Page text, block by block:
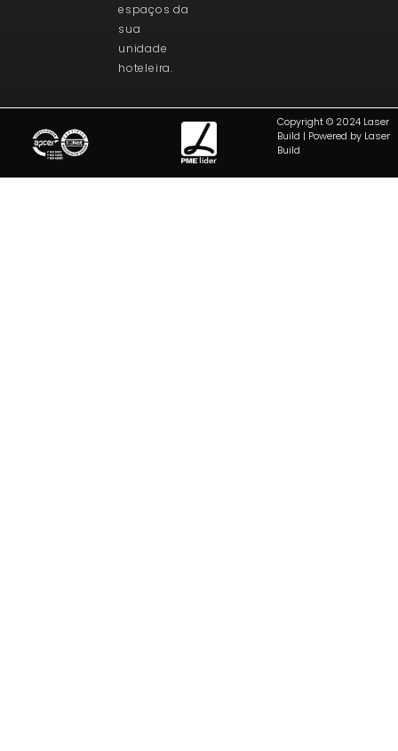
espaços da
sua
unidade
hoteleira.
Copyright © 2024 Laser
Build | Powered by Laser
Build